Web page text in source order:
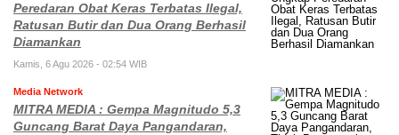
Peredaran Obat Keras Terbatas Ilegal,
Ratusan Butir dan Dua Orang Berhasil
Diamankan
Kamis, 6 Agu 2026 - 02:54 WIB
Media Network
MITRA MEDIA : Gempa Magnitudo 5,3
Guncang Barat Daya Pangandaran,